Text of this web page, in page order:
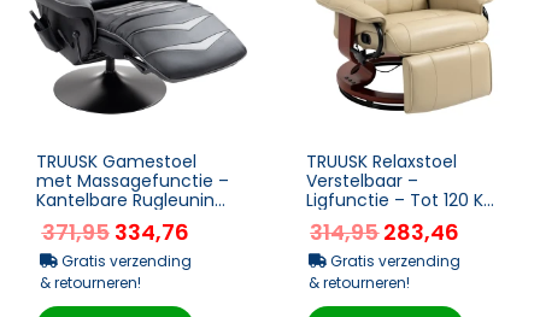
TRUUSK Gamestoel
met Massagefunctie –
Kantelbare Rugleuning
– Voetsteunen –
Stalen...
371,95 334,76
Gratis verzending
& retourneren!
TRUUSK Relaxstoel
Verstelbaar –
Ligfunctie – Tot 120 Kg
– Kunstleer – 78 x 8...
314,95283,46
Gratis verzending
& retourneren!